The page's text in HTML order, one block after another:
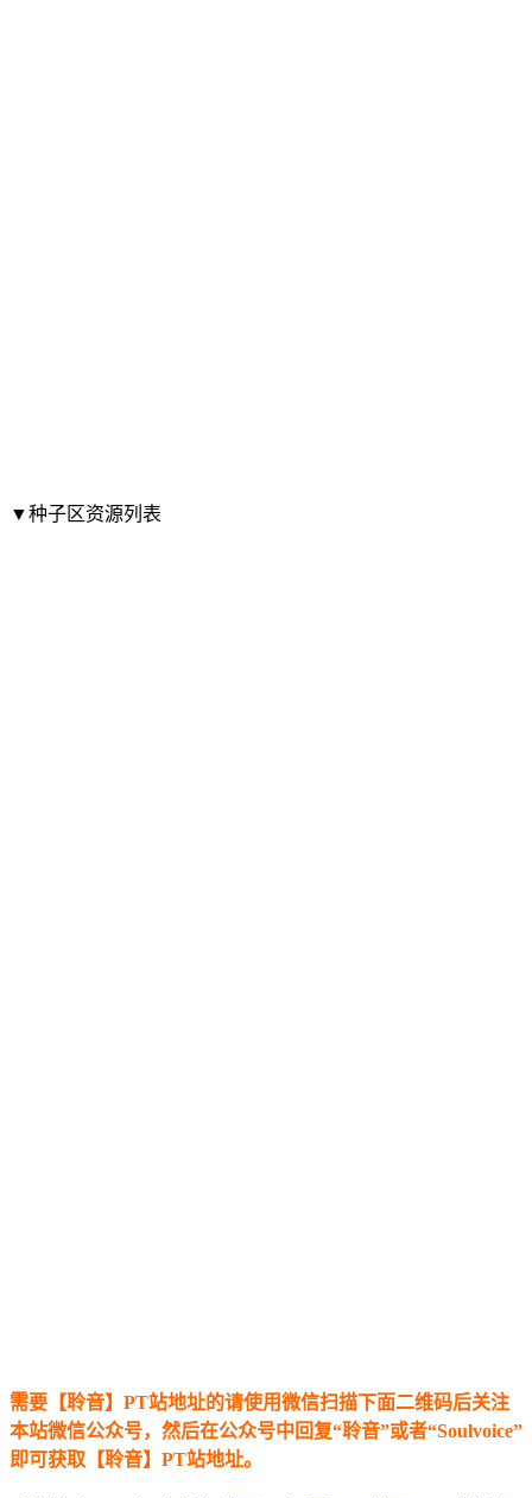
▼种子区资源列表
​需要【聆音】PT站地址的请使用微信扫描下面二维码后关注
本站微信公众号，然后在公众号中回复“聆音”或者“Soulvoice”
即可获取【聆音】PT站地址。